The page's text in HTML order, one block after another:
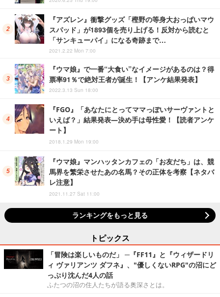
『アズレン』衝撃グッズ「樫野の等身大おっぱいマウ
スパッド」が1893個を売り上げる！反対から読むと
「サンキューパイ」になる奇跡まで…
2021.2.22 Mon 7:00
『ウマ娘』で一番“大食い”なイメージがあるのは？得
票率91％で絶対王者が誕生！【アンケ結果発表】
2022.3.13 Sun 18:00
『FGO』「あなたにとってママっぽいサーヴァントと
いえば？」結果発表―決め手は母性愛！【読者アンケ
ート】
2018.1.29 Mon 19:00
『ウマ娘』マンハッタンカフェの「お友だち」は、競
馬界を繁栄させたあの名馬？その正体を考察【ネタバ
レ注意】
2021.11.27 Sat 11:00
ランキングをもっと見る
トピックス
「冒険は楽しいものだ」 ─『FF11』と『ウィザードリ
ィ ヴァリアンツ ダフネ』、"優しくないRPG"の沼にど
っぷり沈んだ4人の話
ふたつの沼の住人たちが語る奥深さとは。